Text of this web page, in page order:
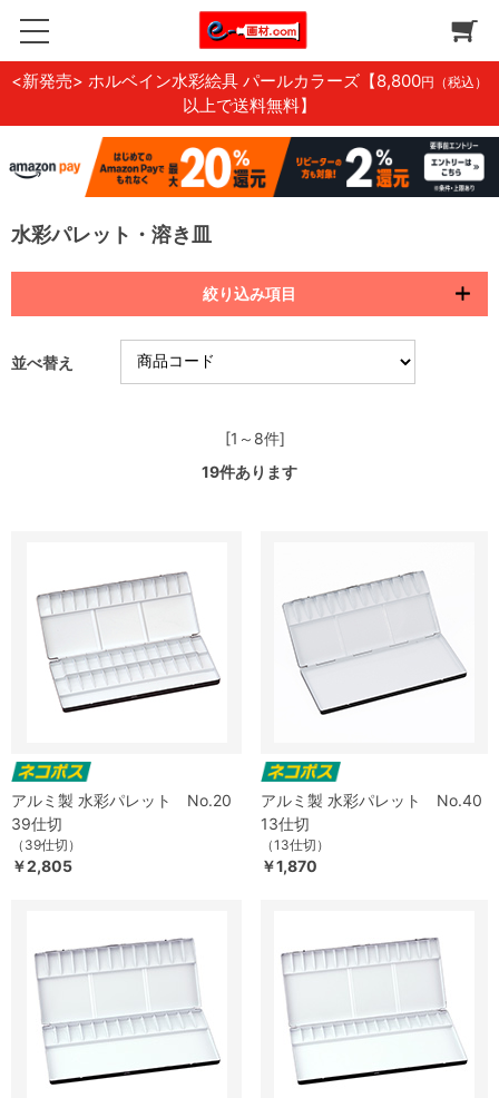
<新発売> ホルベイン水彩絵具 パールカラーズ 【8,800円（税込）
以上で送料無料】
水彩パレット・溶き皿
絞り込み項目
並べ替え
[1～8件]
19件あります
アルミ製 水彩パレット No.20
39仕切
（39仕切）
￥2,805
アルミ製 水彩パレット No.40
13仕切
（13仕切）
￥1,870